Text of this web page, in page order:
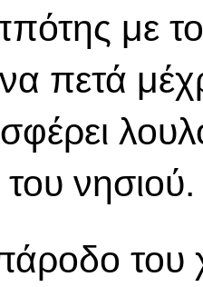
με
να πετά
του νησιού.
του